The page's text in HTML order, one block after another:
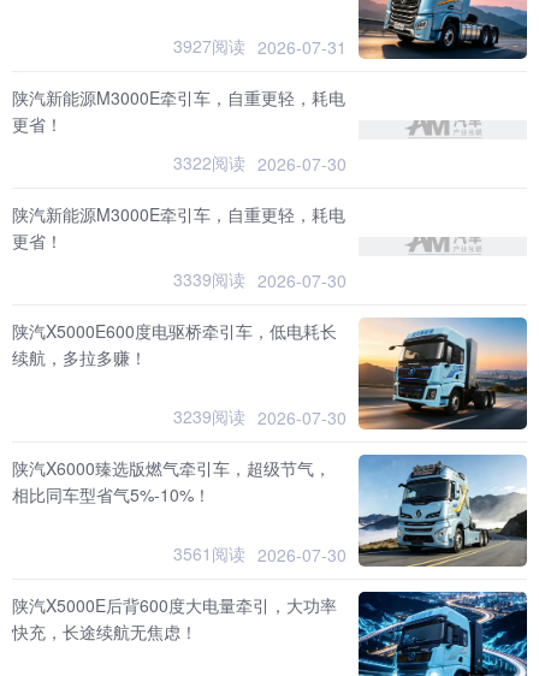
3927阅读 2026-07-31
陕汽新能源M3000E牵引车，自重更轻，耗电
更省！
3322阅读 2026-07-30
陕汽新能源M3000E牵引车，自重更轻，耗电
更省！
3339阅读 2026-07-30
陕汽X5000E600度电驱桥牵引车，低电耗长
续航，多拉多赚！
3239阅读 2026-07-30
陕汽X6000臻选版燃气牵引车，超级节气，
相比同车型省气5%-10%！
3561阅读 2026-07-30
陕汽X5000E后背600度大电量牵引，大功率
快充，长途续航无焦虑！